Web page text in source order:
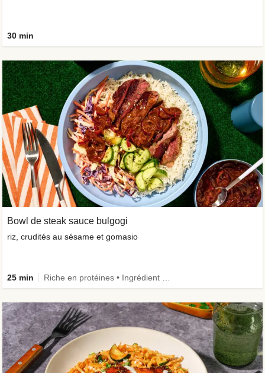
30 min
Bowl de steak sauce bulgogi
riz, crudités au sésame et gomasio
25 min